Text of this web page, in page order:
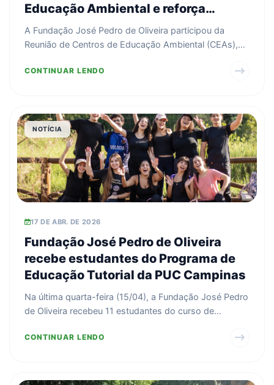
Educação Ambiental e reforça
compromisso com a
sustentabilidade
A Fundação José Pedro de Oliveira participou da
Reunião de Centros de Educação Ambiental (CEAs),
CONTINUAR LENDO
NOTÍCIA
17 DE ABR. DE 2026
Fundação José Pedro de Oliveira
recebe estudantes do Programa de
Educação Tutorial da PUC Campinas
Na última quarta-feira (15/04), a Fundação José Pedro
de Oliveira recebeu 11 estudantes do curso de
CONTINUAR LENDO